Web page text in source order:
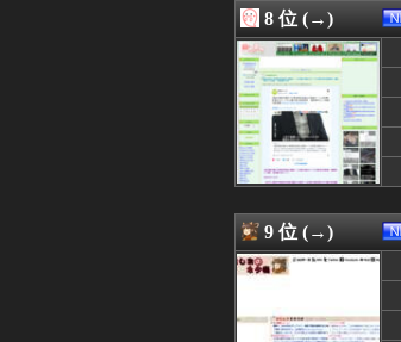
08/08 19:39
08/08 19:39
08/08 19:38
08/08 19:38
08/08 19:38
08/08 19:35
08/08 19:35
08/08 19:35
08/08 19:35
08/08 19:34
08/08 19:34
08/08 19:33
08/08 19:32
8 位 (→)
9 位 (→)